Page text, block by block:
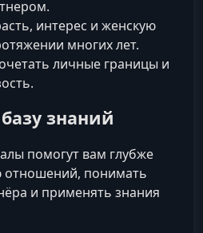
интерес и женскую
многих лет.
личные границы и
знаний
помогут вам глубже
отношений, понимать
и применять знания